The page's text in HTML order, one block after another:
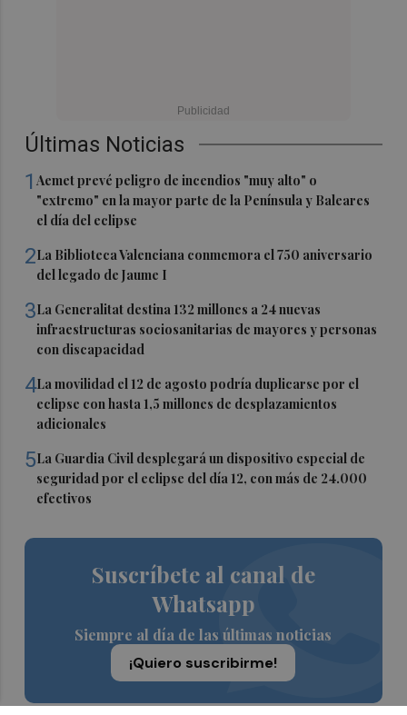
Últimas Noticias
1Aemet prevé peligro de incendios "muy alto" o
"extremo" en la mayor parte de la Península y Baleares
el día del eclipse
2La Biblioteca Valenciana conmemora el 750 aniversario
del legado de Jaume I
3La Generalitat destina 132 millones a 24 nuevas
infraestructuras sociosanitarias de mayores y personas
con discapacidad
4La movilidad el 12 de agosto podría duplicarse por el
eclipse con hasta 1,5 millones de desplazamientos
adicionales
5La Guardia Civil desplegará un dispositivo especial de
seguridad por el eclipse del día 12, con más de 24.000
efectivos
Suscríbete al canal de
Whatsapp
Siempre al día de las últimas noticias
¡Quiero suscribirme!